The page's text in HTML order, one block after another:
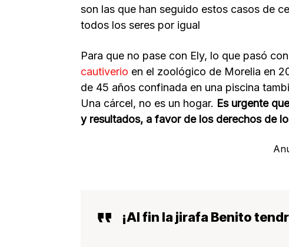
son las que han seguido estos casos de
todos los seres por igual
Para que no pase con Ely, lo que pasó
cautiverio en el zoológico de Morelia en
de 45 años confinada en una piscina
Una cárcel, no es un hogar. Es urgente
y resultados, a favor de los derechos de
¡Al fin la jirafa Benito